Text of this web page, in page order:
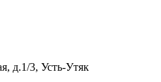
д.1/3, Усть-Утяк